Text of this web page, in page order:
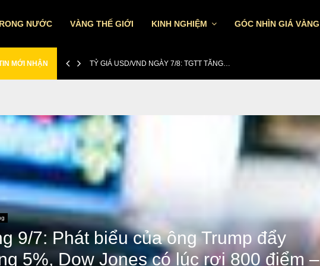
NƯỚC VÀNG THẾ GIỚI KINH NGHIỆM GÓC NHÌN GIÁ VÀNG
MỚI NHẬN TỶ GIÁ USD/VND NGÀY 7/8: TGTT TĂNG…
9/7: Phát biểu của ông Trump đẩy
5%, Dow Jones có lúc rơi 800 điểm –